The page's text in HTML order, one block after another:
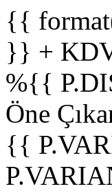
{{
}} +
%{{
Öne
{{